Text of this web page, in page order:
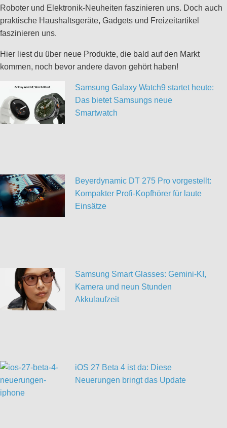
Roboter und Elektronik-Neuheiten faszinieren uns. Doch auch
praktische Haushaltsgeräte, Gadgets und Freizeitartikel
faszinieren uns.
Hier liest du über neue Produkte, die bald auf den Markt
kommen, noch bevor andere davon gehört haben!
Samsung Galaxy Watch9 startet heute:
Das bietet Samsungs neue
Smartwatch
Beyerdynamic DT 275 Pro vorgestellt:
Kompakter Profi-Kopfhörer für laute
Einsätze
Samsung Smart Glasses: Gemini-KI,
Kamera und neun Stunden
Akkulaufzeit
iOS 27 Beta 4 ist da: Diese
Neuerungen bringt das Update